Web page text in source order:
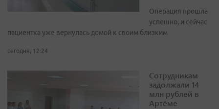
Операция прошла
успешно, и сейчас
пациентка уже вернулась домой к своим близким
сегодня, 12:24
Сотрудникам
задолжали 14
млн рублей в
Артёме